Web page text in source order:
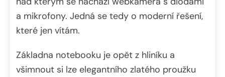
a mikrofony. Jedná se tedy o moderní řešení,
které jen vítám.
Základna notebooku je opět z hliníku a
všimnout si lze elegantního zlatého proužku